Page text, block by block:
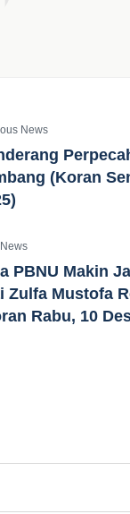
News
(Koran
PBNU Makin
Zulfa Mustofa
Rabu, 10